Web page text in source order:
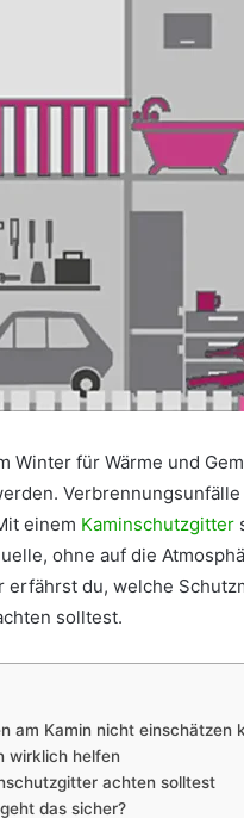
Winter für Wärme und
einem Kaminschutzgitter
ohne auf die
erfährst du, welche
solltest.
am Kamin nicht einschätzen
wirklich helfen
achten solltest
das sicher?